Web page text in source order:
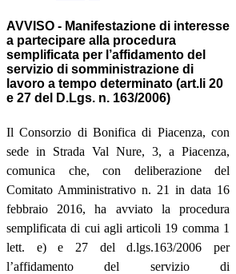
AVVISO - Manifestazione di interesse
a partecipare alla procedura
semplificata per l’affidamento del
servizio di somministrazione di
lavoro a tempo determinato (art.li 20
e 27 del D.Lgs. n. 163/2006)
Il Consorzio di Bonifica di Piacenza, con
sede in Strada Val Nure, 3, a Piacenza,
comunica che, con deliberazione del
Comitato Amministrativo n. 21 in data 16
febbraio 2016, ha avviato la procedura
semplificata di cui agli articoli 19 comma 1
lett. e) e 27 del d.lgs.163/2006 per
l’affidamento del servizio di